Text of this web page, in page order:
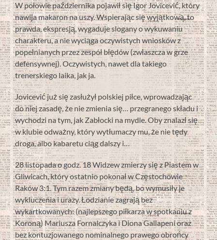
W połowie października pojawił się Igor Jovicević, który
nawija makaron na uszy. Wspierając się wyjątkową, to
prawda, ekspresją, wygaduje slogany o wykuwaniu
charakteru, a nie wyciąga oczywistych wniosków z
popełnianych przez zespół błędów (zwłaszcza w grze
defensywnej). Oczywistych, nawet dla takiego
trenerskiego laika, jak ja.
Jovicević już się zasłużył polskiej piłce, wprowadzając
do niej zasadę, że nie zmienia się… przegranego składu i
wychodzi na tym, jak Zabłocki na mydle. Oby znalazł się
w klubie odważny, który wytłumaczy mu, że nie tędy
droga, albo kabaretu ciąg dalszy i…
28 listopada o godz. 18 Widzew zmierzy się z Piastem w
Gliwicach, który ostatnio pokonał w Częstochowie
Raków 3:1. Tym razem zmiany będą, bo wymusiły je
wykluczenia i urazy. Łodzianie zagrają bez
wykartkowanych: (najlepszego piłkarza w spotkaniu z
Koroną) Mariusza Fornalczyka i Diona Gallapeni oraz
bez kontuzjowanego nominalnego prawego obrońcy